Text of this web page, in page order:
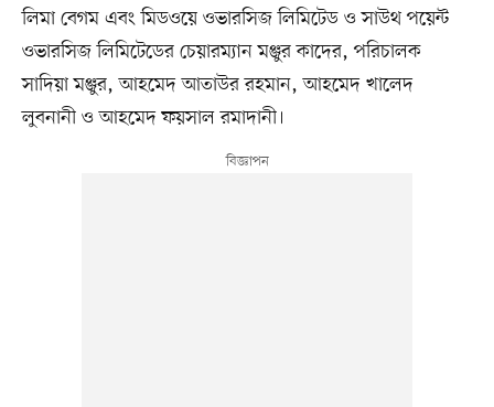
লিমা বেগম এবং মিডওয়ে ওভারসিজ লিমিটেড ও সাউথ পয়েন্ট
ওভারসিজ লিমিটেডের চেয়ারম্যান মঞ্জুর কাদের, পরিচালক
সাদিয়া মঞ্জুর, আহমেদ আতাউর রহমান, আহমেদ খালেদ
লুবনানী ও আহমেদ ফয়সাল রমাদানী।